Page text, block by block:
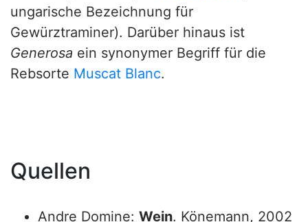
ungarische Bezeichnung für
Gewürztraminer). Darüber hinaus ist
Generosa ein synonymer Begriff für die
Rebsorte Muscat Blanc.
Quellen
Andre Domine: Wein. Könemann, 2002